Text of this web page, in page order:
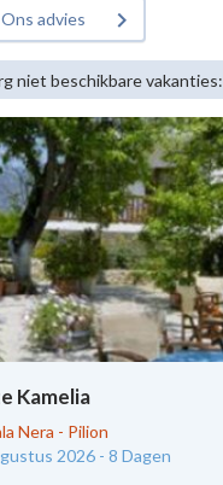
Ons advies
niet beschikbare vakanties:
Kamelia
Nera - Pilion
2026 - 8 Dagen